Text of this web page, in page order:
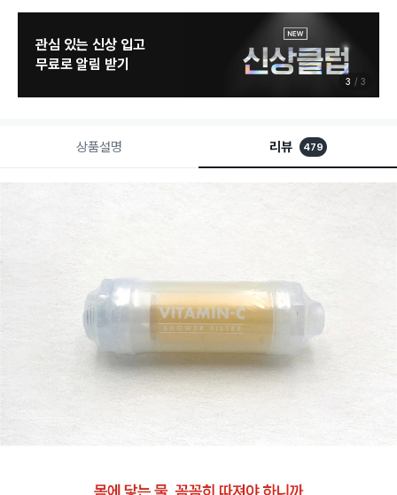
늦으면 품절 주의
8월 신상 예고
1 3
상품설명 리뷰 479